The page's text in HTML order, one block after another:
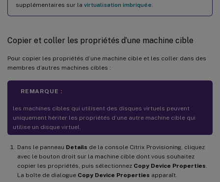
supplémentaires sur la virtualisation imbriquée
Copier et coller les propriétés d’une machine cible
Pour copier les propriétés d’une machine cible et les coller dans des
membres d’autres machines cibles :
REMARQUE :
les machines cibles qui utilisent des disques virtuels peuvent
uniquement hériter les propriétés d’une autre machine cible qui
utilise un disque virtuel.
Dans le panneau Details de la console Citrix Provisioning, cliquez
avec le bouton droit sur la machine cible dont vous souhaitez
copier les propriétés, puis sélectionnez Copy Device Properties
La boîte de dialogue Copy Device Properties apparaît.